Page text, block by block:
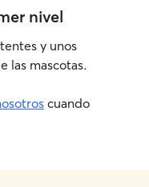
nivel
y unos
las mascotas.
cuando